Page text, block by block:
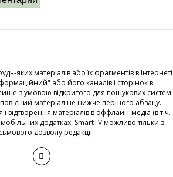
яких матеріалів або їх фрагментів в Інтернеті
або його каналів і сторінок в
з умовою відкритого для пошукових систем
матеріал не нижче першого абзацу.
відтворення матеріалів в оффлайн-медіа (в т.ч.
додатках, SmartTV можливо тільки з
дозволу редакції.